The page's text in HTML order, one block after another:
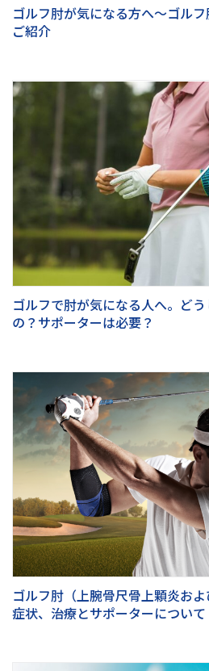
ゴルフ肘が気になる方へ～ゴル
ご紹介
ゴルフで肘が気になる人へ。ど
の？サポーターは必要？
ゴルフ肘（上腕骨尺骨上顆炎お
症状、治療とサポーターについて